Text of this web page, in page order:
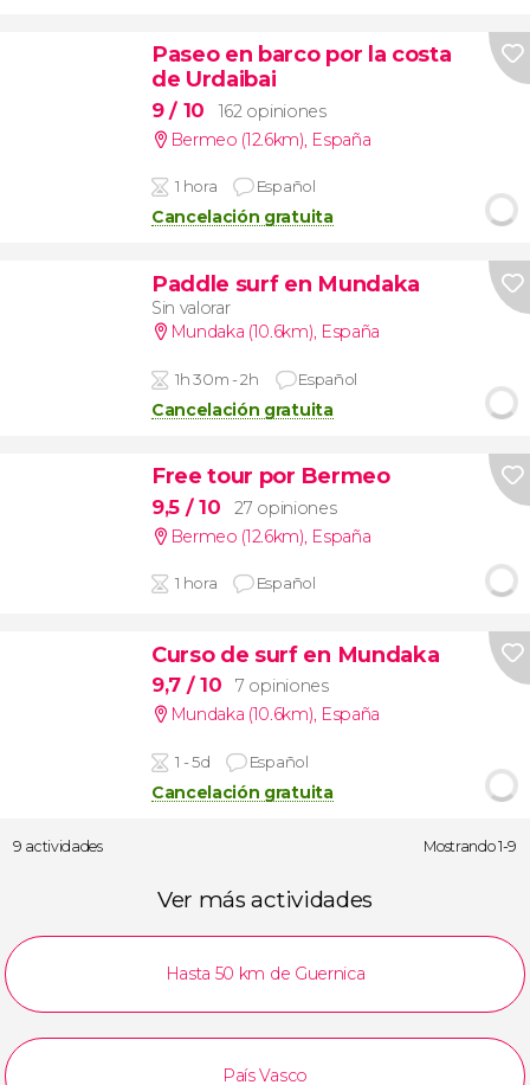
Paseo en barco por la costa
de Urdaibai
9/ 10
162 opiniones
Bermeo (12.6km) España
1 hora Español
Cancelación gratuita
Paddle surf en Mundaka
Sin valorar
Mundaka (10.6km), España
1h 30m - 2h Español
Cancelación gratuita
Free tour por Bermeo
9,5 / 10
27 opiniones
Bermeo (12.6km) España
1 hora Español
Curso de surf en Mundaka
9,7 / 10
7 opiniones
Mundaka (10.6km), España
1 - 5d Español
Cancelación gratuita
9 actividades Mostrando 1-9
Ver más actividades
Hasta 50 km de Guernica
País Vasco